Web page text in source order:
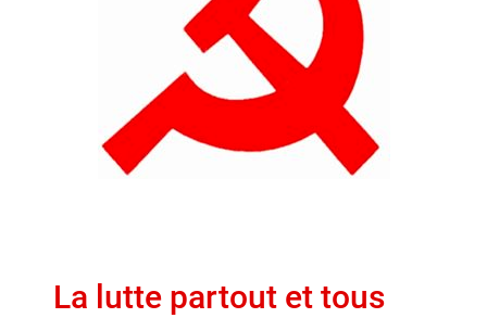
La lutte partout et tous